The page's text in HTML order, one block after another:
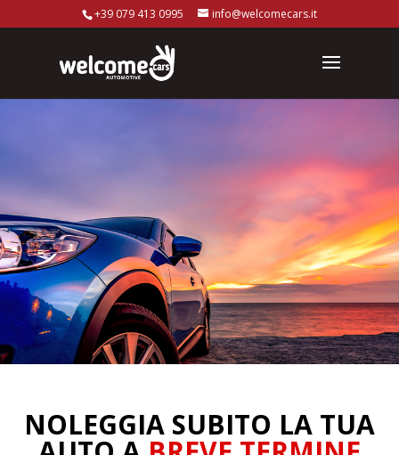
+39 079 413 0995 info@welcomecars.it
NOLEGGIA SUBITO LA TUA